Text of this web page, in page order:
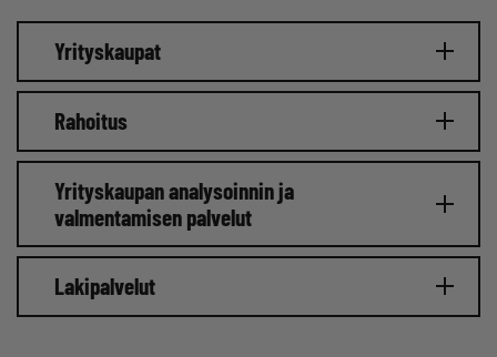
Yrityskaupat
Rahoitus
Yrityskaupan analysoinnin ja
valmentamisen palvelut
Lakipalvelut